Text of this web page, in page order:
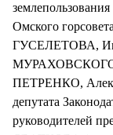
Омского
ГУСЕЛЕТОВА,
ПЕТРЕНКО,
депутата
руководителей